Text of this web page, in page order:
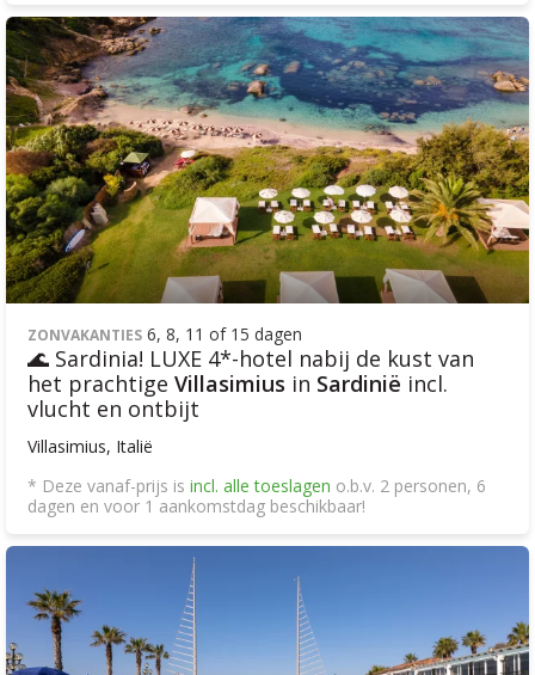
ZONVAKANTIES 6, 8, 11 of 15 dagen
🌊 Sardinia! LUXE 4*-hotel nabij de kust van
het prachtige Villasimius in Sardinië incl.
vlucht en ontbijt
Villasimius, Italië
* Deze vanaf-prijs is incl. alle toeslagen o.b.v. 2 personen, 6
dagen en voor 1 aankomstdag beschikbaar!